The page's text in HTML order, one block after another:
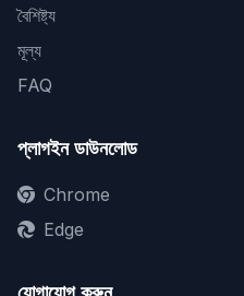
বৈশিষ্ট্য
মূল্য
FAQ
প্লাগইন ডাউনলোড
Chrome
Edge